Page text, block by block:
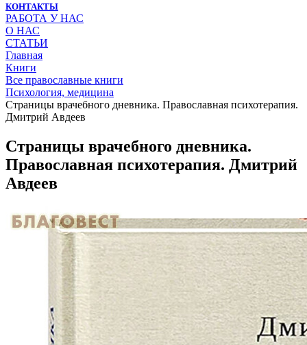
КОНТАКТЫ
РАБОТА У НАС
О НАС
СТАТЬИ
Главная
Книги
Все православные книги
Психология, медицина
Страницы врачебного дневника. Православная психотерапия.
Дмитрий Авдеев
Страницы врачебного дневника.
Православная психотерапия. Дмитрий
Авдеев